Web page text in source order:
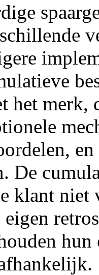
het merk,
en
De
klant niet